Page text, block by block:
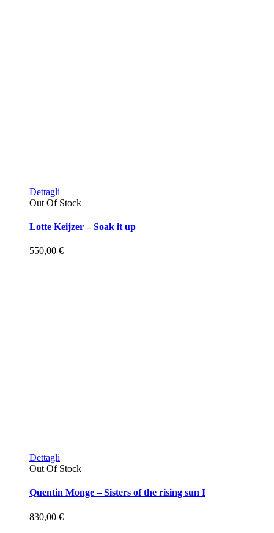
Dettagli
Out Of Stock
Lotte Keijzer – Soak it up
550,00 €
Dettagli
Out Of Stock
Quentin Monge – Sisters of the rising sun I
830,00 €